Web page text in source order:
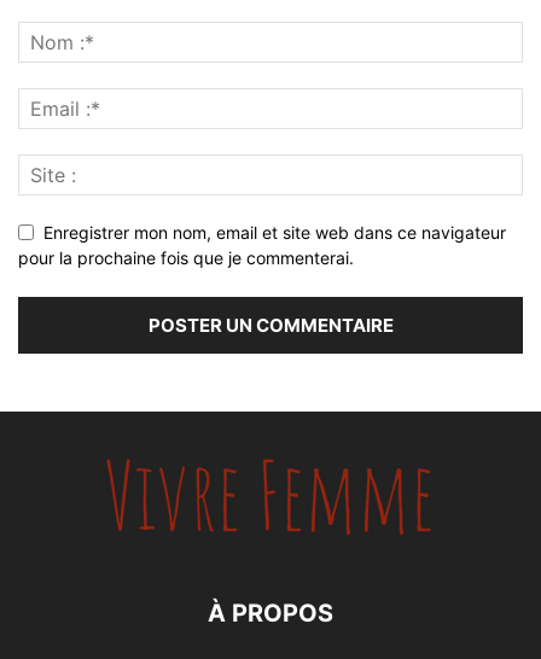
Enregistrer mon nom, email et site web dans ce navigateur
pour la prochaine fois que je commenterai.
À PROPOS